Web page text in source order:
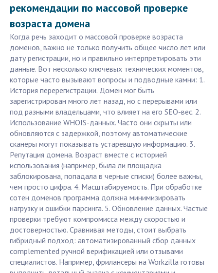
рекомендации по массовой проверке
возраста домена
Когда речь заходит о массовой проверке возраста
доменов, важно не только получить общее число лет или
дату регистрации, но и правильно интерпретировать эти
данные. Вот несколько ключевых технических моментов,
которые часто вызывают вопросы и подводные камни: 1.
История перерегистрации. Домен мог быть
зарегистрирован много лет назад, но с перерывами или
под разными владельцами, что влияет на его SEO-вес. 2.
Использование WHOIS-данных. Часто они скрыты или
обновляются с задержкой, поэтому автоматические
сканеры могут показывать устаревшую информацию. 3.
Репутация домена. Возраст вместе с историей
использования (например, была ли площадка
заблокирована, попадала в черные списки) более важны,
чем просто цифра. 4. Масштабируемость. При обработке
сотен доменов программа должна минимизировать
нагрузку и ошибки парсинга. 5. Обновление данных. Частые
проверки требуют компромисса между скоростью и
достоверностью. Сравнивая методы, стоит выбрать
гибридный подход: автоматизированный сбор данных
complemented ручной верификацией или отзывами
специалистов. Например, фрилансеры на Workzilla готовы